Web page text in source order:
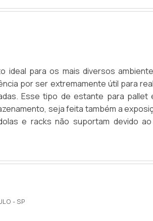
ideal para os mais diversos
por ser extremamente útil para
Esse tipo de estante para pallet
seja feita também a
e racks não suportam devido
pelo produtoEsse porta
de qualidade excelente, além de
a fim de garantir a capacidade de
sejam realizadas. O porta
têm o objetivo de guardar e
- SP